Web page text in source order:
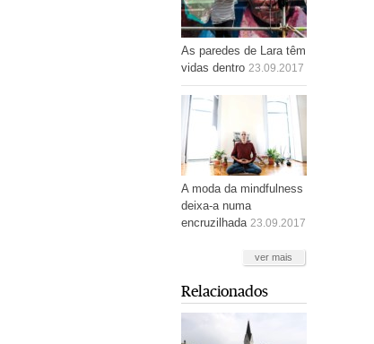
As paredes de Lara têm
vidas dentro 23.09.2017
A moda da mindfulness
deixa-a numa
encruzilhada 23.09.2017
ver mais
Relacionados